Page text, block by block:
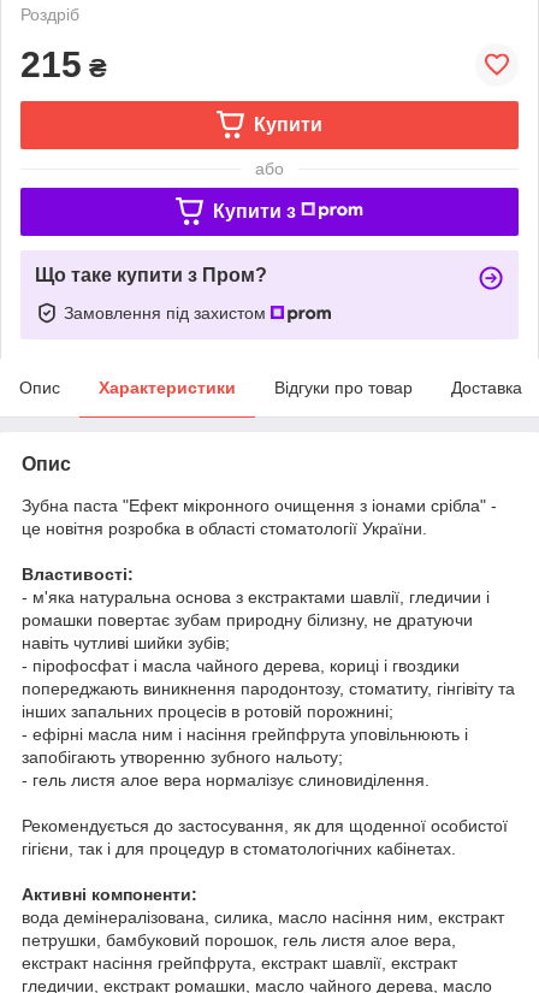
Роздріб
215 ₴
Купити
або
Купити з
Що таке купити з Пром?
Замовлення під захистом
Опис Характеристики Відгуки про товар Доставка
Опис
Зубна паста "Ефект мікронного очищення з іонами срібла" -
це новітня розробка в області стоматології України.
Властивості:
- м'яка натуральна основа з екстрактами шавлії, гледичии і
ромашки повертає зубам природну білизну, не дратуючи
навіть чутливі шийки зубів;
- пірофосфат і масла чайного дерева, кориці і гвоздики
попереджають виникнення пародонтозу, стоматиту, гінгівіту та
інших запальних процесів в ротовій порожнині;
- ефірні масла ним і насіння грейпфрута уповільнюють і
запобігають утворенню зубного нальоту;
- гель листя алое вера нормалізує слиновиділення.
Рекомендується до застосування, як для щоденної особистої
гігієни, так і для процедур в стоматологічних кабінетах.
Активні компоненти:
вода демінералізована, силика, масло насіння ним, екстракт
петрушки, бамбуковий порошок, гель листя алое вера,
екстракт насіння грейпфрута, екстракт шавлії, екстракт
гледичии, екстракт ромашки, масло чайного дерева, масло